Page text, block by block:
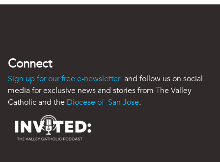
Connect
Sign up for our free e-newsletter and follow us on social
media for exclusive news and stories from The Valley
Catholic and the Diocese of San Jose.